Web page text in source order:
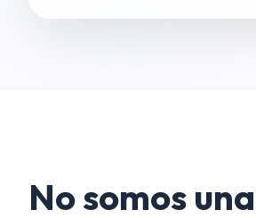
No somos una